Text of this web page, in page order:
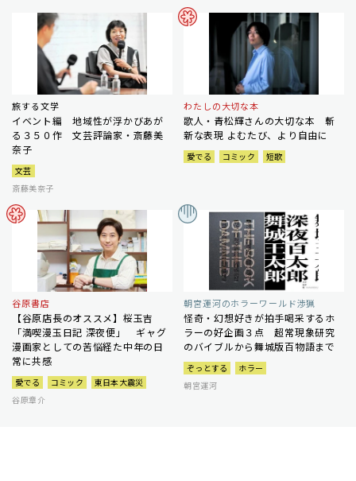
旅する文学
イベント編 地域性が浮かびあが
る３５０作 文芸評論家・斎藤美
奈子
文芸
斎藤美奈子
わたしの大切な本
歌人・青松輝さんの大切な本 斬
新な表現 よむたび、より自由に
愛でる コミック 短歌
谷原書店
【谷原店長のオススメ】桜玉吉
「満喫漫玉日記 深夜便」 ギャグ
漫画家としての苦悩経た中年の日
常に共感
愛でる コミック
東日本大震災
谷原章介
朝宮運河のホラーワールド渉猟
怪奇・幻想好きが拍手喝采するホ
ラーの好企画３点 超常現象研究
のバイブルから舞城版百物語まで
ぞっとする
ホラー
朝宮運河